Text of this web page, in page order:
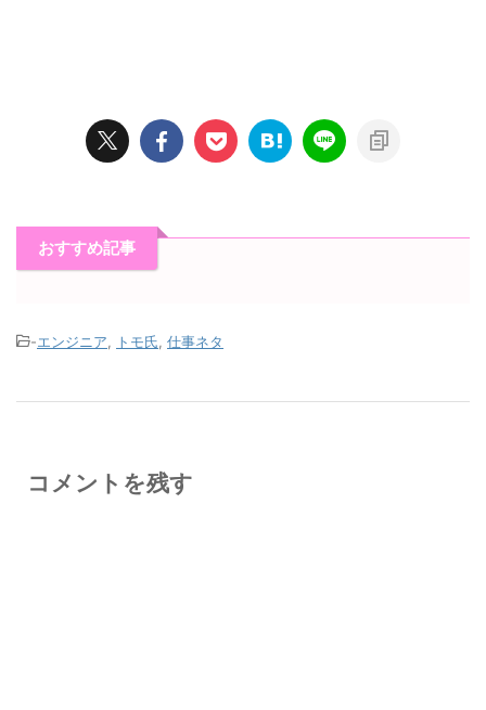
おすすめ記事
-エンジニア トモ氏 仕事ネタ
コメントを残す